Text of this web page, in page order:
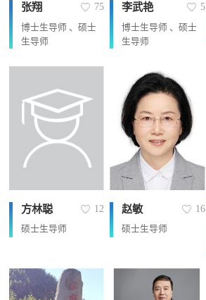
张翔 75
博士生导师 、硕士
生导师
李武艳 5
博士生导师 、硕士
生导师
方林聪 12
硕士生导师
赵敏 16
硕士生导师